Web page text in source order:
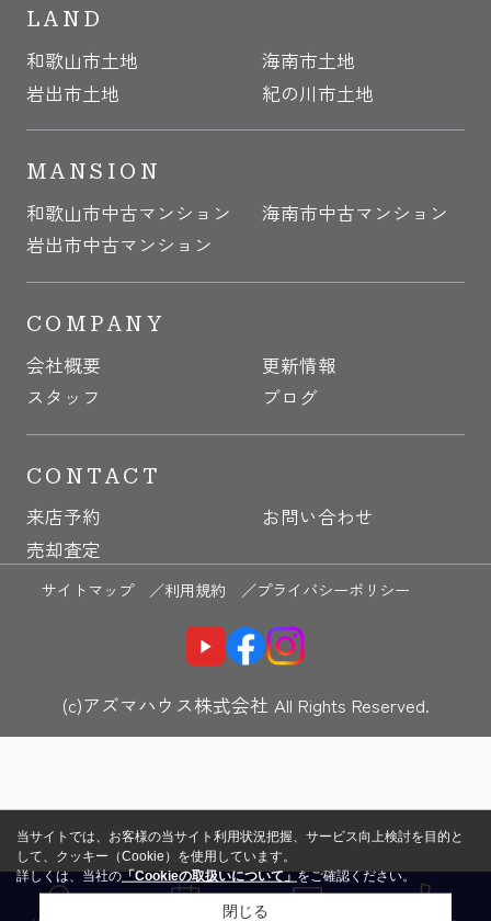
LAND
和歌山市土地
海南市土地
岩出市土地
紀の川市土地
MANSION
和歌山市中古マンション
海南市中古マンション
岩出市中古マンション
COMPANY
会社概要
更新情報
スタッフ
ブログ
CONTACT
来店予約
お問い合わせ
売却査定
サイトマップ ／利用規約 ／プライバシーポリシー
(c)アズマハウス株式会社 All Rights Reserved.
当サイトでは、お客様の当サイト利用状況把握、サービス向上検討を目的と
して、クッキー（Cookie）を使用しています。
詳しくは、当社の「Cookieの取扱いについて」をご確認ください。
閉じる